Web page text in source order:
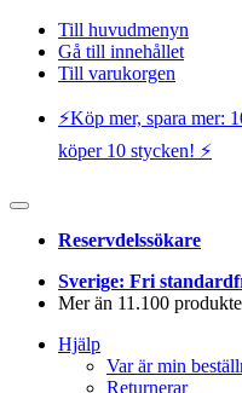
Till huvudmenyn
Gå till innehållet
Till varukorgen
⚡️Köp mer, spara mer:
köper 10 stycken! ⚡️
Reservdelssökare
Sverige: Fri
Mer än 11.100
Hjälp
Var är min
Returnerar